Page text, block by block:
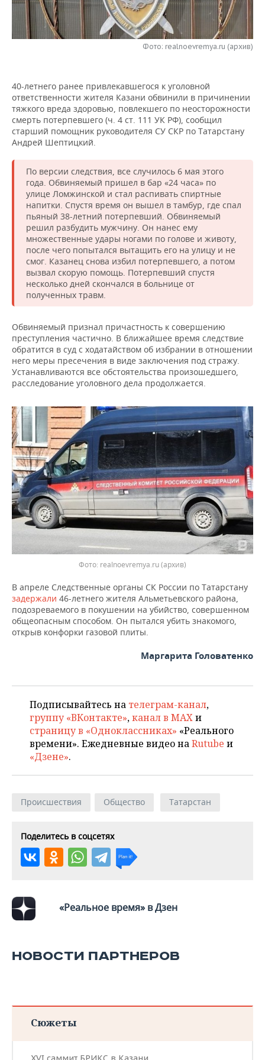
НЕФТЕХИМИЯ
НЕФТЬ
ЭНЕРГЕТИКА
РОЗНИЧНАЯ ТОРГОВЛЯ
НОВОСТИ ТЕХНОЛОГИЙ
ТЕЛЕКОММУНИКАЦИИ
МЕРОПРИЯТИЯ
БИЗНЕС-БРАНЧИ
ONLINE-КОНФЕРЕНЦИИ
ОТКРЫТАЯ ЛЕКЦИЯ
ФУТБОЛ
ХОККЕЙ
БАСКЕТБОЛ
ВОЛЕЙБОЛ
КИБЕРСПОРТ
ФИГУРНОЕ КАТАНИЕ
ВОДНЫЕ ВИДЫ СПОРТА
ХОККЕЙ С МЯЧОМ
НОВОСТИ ОБЩЕСТВА
ВЛАСТЬ
ИНФРАСТРУКТУРА
ИСТОРИЯ
КУЛЬТУРА
МЕДИЦИНА
ОБРАЗОВАНИЕ
ПРОИСШЕСТВИЯ
ФОТОГАЛЕРЕЯ
СЮЖЕТЫ
СПРАВОЧНИК
СПИСОК ПЕРСОН
СПИСОК КОМПАНИЙ
ПОЛНАЯ ВЕРСИЯ
Фото: realnoevremya.ru (архив)
40-летнего ранее привлекавшегося к уголовной
ответственности жителя Казани обвинили в причинении
тяжкого вреда здоровью, повлекшего по неосторожности
смерть потерпевшего (ч. 4 ст. 111 УК РФ), сообщил
старший помощник руководителя СУ СКР по Татарстану
Андрей Шептицкий.
По версии следствия, все случилось 6 мая этого
года. Обвиняемый пришел в бар «24 часа» по
улице Ломжинской и стал распивать спиртные
напитки. Спустя время он вышел в тамбур, где спал
пьяный 38-летний потерпевший. Обвиняемый
решил разбудить мужчину. Он нанес ему
множественные удары ногами по голове и животу,
после чего попытался вытащить его на улицу и не
смог. Казанец снова избил потерпевшего, а потом
вызвал скорую помощь. Потерпевший спустя
несколько дней скончался в больнице от
полученных травм.
Обвиняемый признал причастность к совершению
преступления частично. В ближайшее время следствие
обратится в суд с ходатайством об избрании в отношении
него меры пресечения в виде заключения под стражу.
Устанавливаются все обстоятельства произошедшего,
расследование уголовного дела продолжается.
Фото: realnoevremya.ru (архив)
В апреле Следственные органы СК России по Татарстану
задержали 46-летнего жителя Альметьевского района,
подозреваемого в покушении на убийство, совершенном
общеопасным способом. Он пытался убить знакомого,
открыв конфорки газовой плиты.
Маргарита Головатенко
Подписывайтесь на телеграм-канал,
группу «ВКонтакте»,канал в MAXи
страницу в «Одноклассниках» «Реального
времени». Ежедневные видео наRutube и
«Дзене».
Происшествия Общество Татарстан
Поделитесь в соцсетях
«Реальное время» в Дзен
НОВОСТИ ПАРТНЕРОВ
Сюжеты